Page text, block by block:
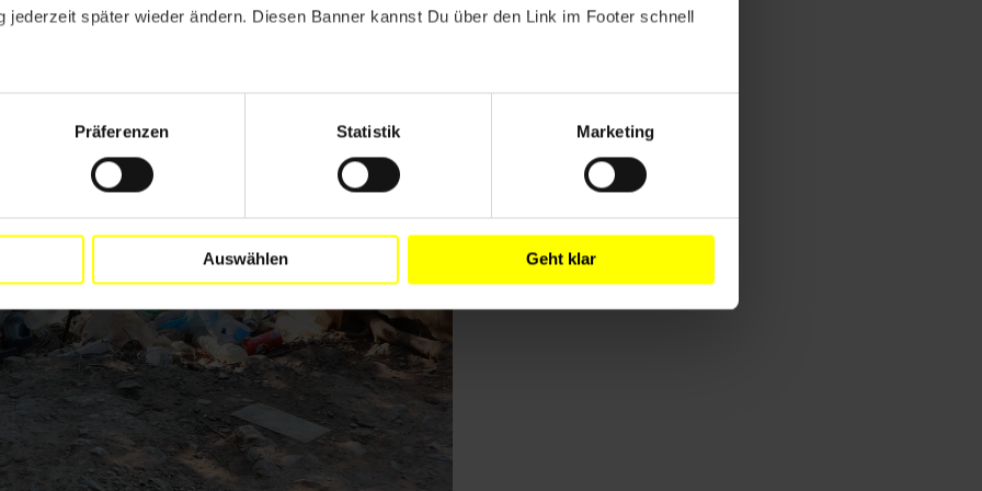
jederzeit später wieder ändern. Diesen Banner kannst Du über den Link im Footer schnell
Präferenzen Statistik Marketing
Auswählen Geht klar
Asylverfahren für die Jahre 2020 und 2021
früheren oder späteren Zeitpunkt verlegt
wiederum Monate. So lange warten die